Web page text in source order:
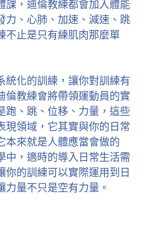
課，迪倫教練都會加入體能
力、心肺、加速、減速、跳
止是只有練肌肉那麼單
統化的訓練，讓你對訓練有
倫教練會將帶領運動員的實
跑、跳、位移、力量，這些
現領域，它其實與你的日常
本來就是人體應當會做的
中，適時的導入日常生活需
你的訓練可以實際運用到日
力量不只是空有力量。